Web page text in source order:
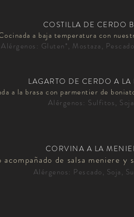
COSTILLA DE CERDO
a baja temperatura con
Alérgenos: Gluten*, Mostaza,
LAGARTO DE CERDO A LA
a la brasa con parmentier de
Alérgenos: Sulfitos,
CORVINA A LA
acompañado de salsa meniere y
Alérgenos: Pescado, Soja,